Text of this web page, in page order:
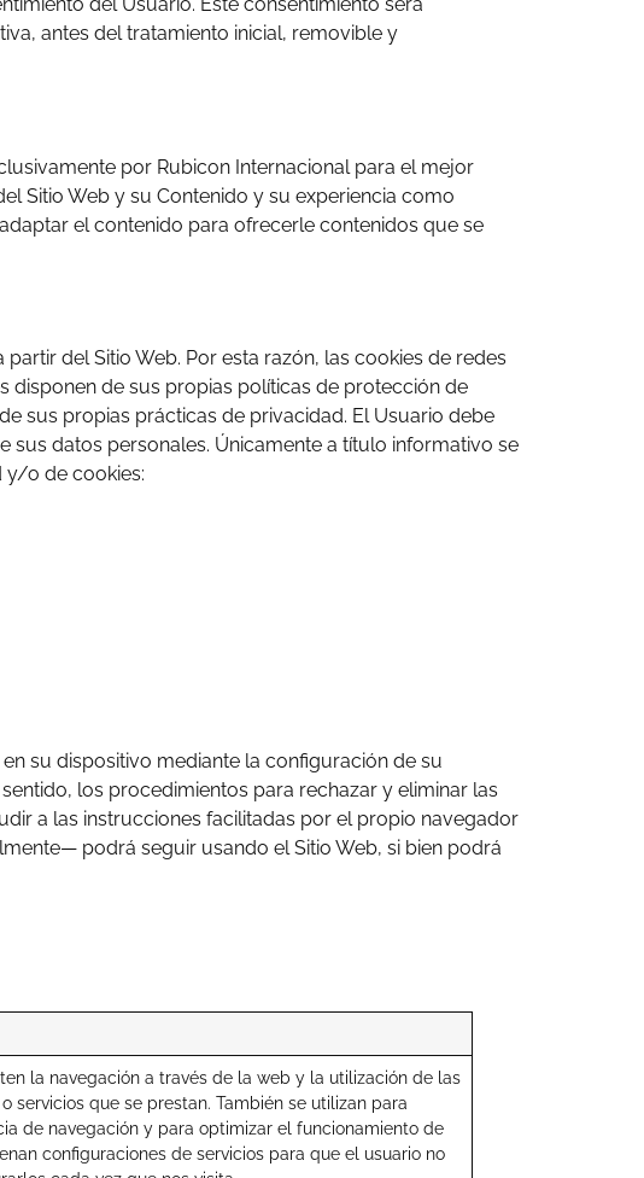
antes del tratamiento inicial, removible y
por Rubicon Internacional para el mejor
Sitio Web y su Contenido y su experiencia como
el contenido para ofrecerle contenidos que se
del Sitio Web. Por esta razón, las cookies de redes
disponen de sus propias políticas de protección de
sus propias prácticas de privacidad. El Usuario debe
sus datos personales. Únicamente a título informativo se
y/o de cookies:
su dispositivo mediante la configuración de su
los procedimientos para rechazar y eliminar las
a las instrucciones facilitadas por el propio navegador
podrá seguir usando el Sitio Web, si bien podrá
la navegación a través de la web y la utilización de las
servicios que se prestan. También se utilizan para
de navegación y para optimizar el funcionamiento de
configuraciones de servicios para que el usuario no